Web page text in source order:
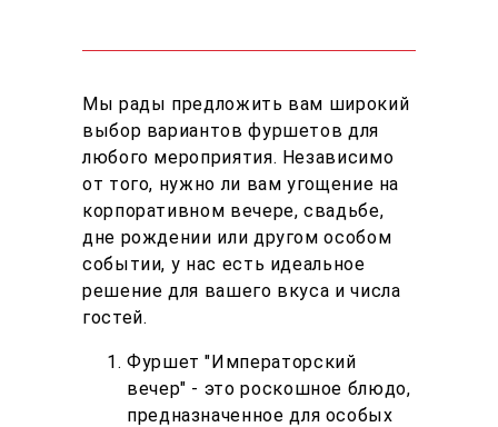
Мы рады предложить вам широкий
выбор вариантов фуршетов для
любого мероприятия. Независимо
от того, нужно ли вам угощение на
корпоративном вечере, свадьбе,
дне рождении или другом особом
событии, у нас есть идеальное
решение для вашего вкуса и числа
гостей.
Фуршет "Императорский
вечер" - это роскошное блюдо,
предназначенное для особых